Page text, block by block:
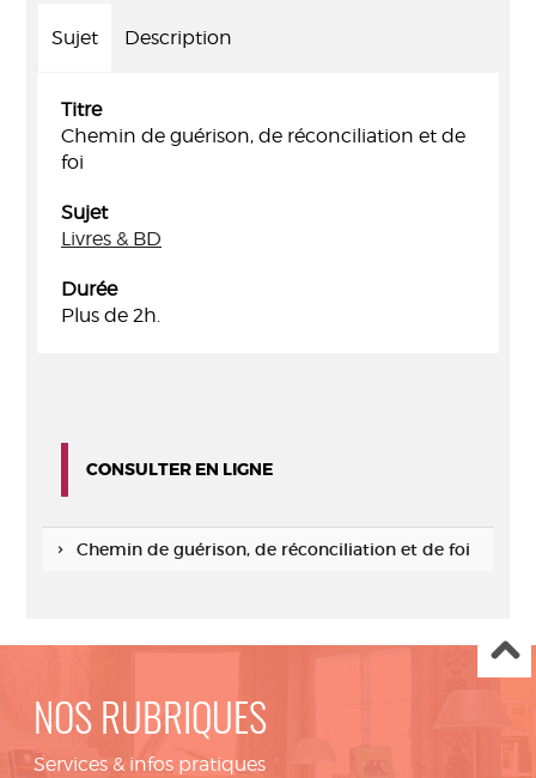
Sujet Description
Titre
Chemin de guérison, de réconciliation et de
foi
Sujet
Livres & BD
Durée
Plus de 2h.
CONSULTER EN LIGNE
Chemin de guérison, de réconciliation et de foi
NOS RUBRIQUES
Services & infos pratiques